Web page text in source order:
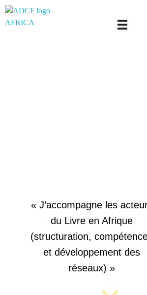
« J’accompagne les
du Livre en Afrique
(structuration,
et développement des
réseaux) »